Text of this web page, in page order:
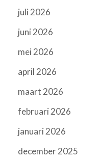
juli 2026
juni 2026
mei 2026
april 2026
maart 2026
februari 2026
januari 2026
december 2025